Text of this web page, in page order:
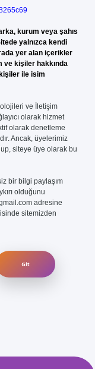
kurum veya şahıs
yalnızca kendi
yer alan içerikler
ve kişiler hakkında
ile isim
ve İletişim
olarak hizmet
olarak denetleme
Ancak, üyelerimiz
siteye üye olarak bu
bir bilgi paylaşım
olduğunu
adresine
sitemizden